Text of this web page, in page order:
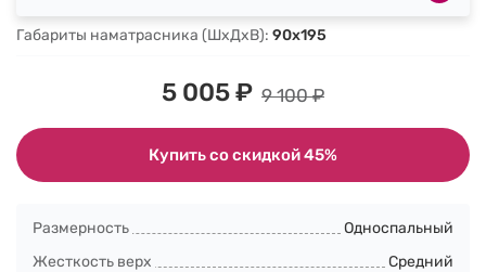
Габариты наматрасника (ШхДхВ): 90x195
5 005 ₽ 9 100 ₽
Купить со скидкой 45%
Размерность
Односпальный
Жесткость верх
Средний